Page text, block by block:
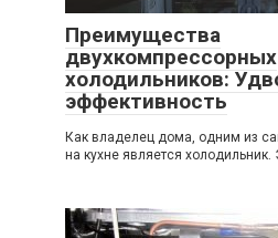
Преимущества
двухкомпрессорных
холодильников:
эффективность
Как владелец дома, одним из
на кухне является холодильник.